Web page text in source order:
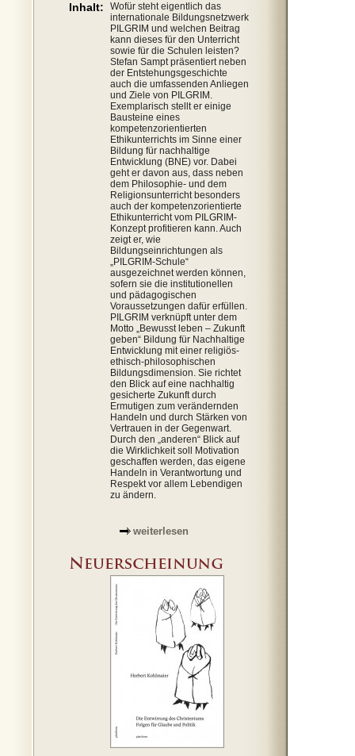
Inhalt:
Wofür steht eigentlich das
internationale Bildungsnetzwerk
PILGRIM und welchen Beitrag
kann dieses für den Unterricht
sowie für die Schulen leisten?
Stefan Sampt präsentiert neben
der Entstehungsgeschichte
auch die umfassenden Anliegen
und Ziele von PILGRIM.
Exemplarisch stellt er einige
Bausteine eines
kompetenzorientierten
Ethikunterrichts im Sinne einer
Bildung für nachhaltige
Entwicklung (BNE) vor. Dabei
geht er davon aus, dass neben
dem Philosophie- und dem
Religionsunterricht besonders
auch der kompetenzorientierte
Ethikunterricht vom PILGRIM-
Konzept profitieren kann. Auch
zeigt er, wie
Bildungseinrichtungen als
„PILGRIM-Schule“
ausgezeichnet werden können,
sofern sie die institutionellen
und pädagogischen
Voraussetzungen dafür erfüllen.
PILGRIM verknüpft unter dem
Motto „Bewusst leben – Zukunft
geben“ Bildung für Nachhaltige
Entwicklung mit einer religiös-
ethisch-philosophischen
Bildungsdimension. Sie richtet
den Blick auf eine nachhaltig
gesicherte Zukunft durch
Ermutigen zum verändernden
Handeln und durch Stärken von
Vertrauen in der Gegenwart.
Durch den „anderen“ Blick auf
die Wirklichkeit soll Motivation
geschaffen werden, das eigene
Handeln in Verantwortung und
Respekt vor allem Lebendigen
zu ändern.
weiterlesen